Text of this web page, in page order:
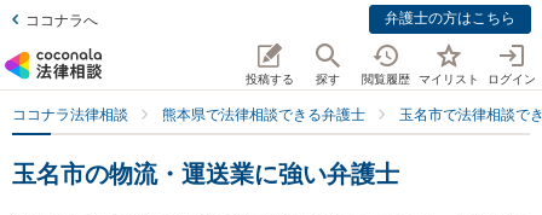
ココナラへ 弁護士の方はこちら
投稿する 探す 閲覧履歴 マイリスト ログイン
ココナラ法律相談 熊本県で法律相談できる弁護士 玉名市で法律相談で
玉名市の物流・運送業に強い弁護士